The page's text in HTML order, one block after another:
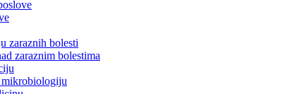
zaraznih bolesti
zaraznim bolestima